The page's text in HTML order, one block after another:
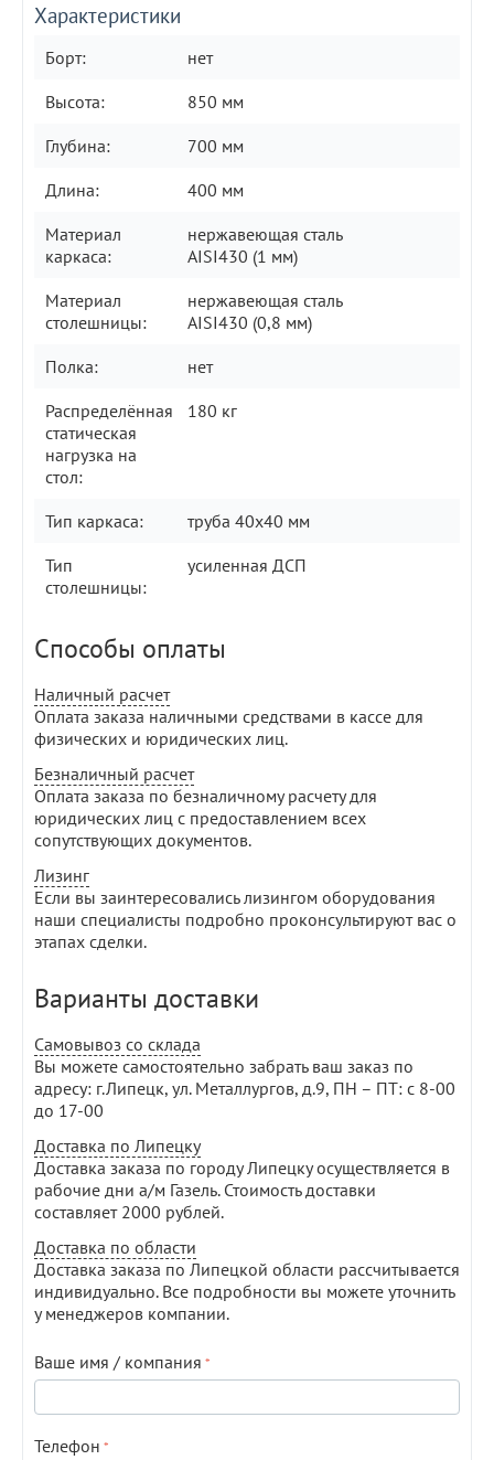
Характеристики
Борт:
нет
Высота:
850 мм
Глубина:
700 мм
Длина:
400 мм
Материал
каркаса:
нержавеющая сталь
AISI430 (1 мм)
Материал
столешницы:
нержавеющая сталь
AISI430 (0,8 мм)
Полка:
нет
Распределённая
статическая
нагрузка на
стол:
180 кг
Тип каркаса:
труба 40х40 мм
Тип
столешницы:
усиленная ДСП
Способы оплаты
Наличный расчет
Оплата заказа наличными средствами в кассе для
физических и юридических лиц.
Безналичный расчет
Оплата заказа по безналичному расчету для
юридических лиц с предоставлением всех
сопутствующих документов.
Лизинг
Если вы заинтересовались лизингом оборудования
наши специалисты подробно проконсультируют вас о
этапах сделки.
Варианты доставки
Самовывоз со склада
Вы можете самостоятельно забрать ваш заказ по
адресу: г.Липецк, ул. Металлургов, д.9, ПН – ПТ: с 8-00
до 17-00
Доставка по Липецку
Доставка заказа по городу Липецку осуществляется в
рабочие дни а/м Газель. Стоимость доставки
составляет 2000 рублей.
Доставка по области
Доставка заказа по Липецкой области рассчитывается
индивидуально. Все подробности вы можете уточнить
у менеджеров компании.
Ваше имя / компания
Телефон